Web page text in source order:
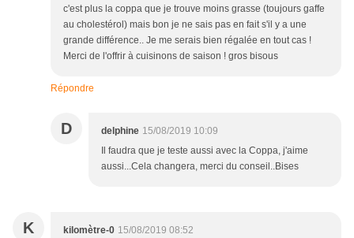
c'est plus la coppa que je trouve moins grasse (toujours gaffe
au cholestérol) mais bon je ne sais pas en fait s'il y a une
grande différence.. Je me serais bien régalée en tout cas !
Merci de l'offrir à cuisinons de saison ! gros bisous
Répondre
D delphine 15/08/2019 10:09
Il faudra que je teste aussi avec la Coppa, j'aime
aussi...Cela changera, merci du conseil..Bises
K kilomètre-0 15/08/2019 08:52